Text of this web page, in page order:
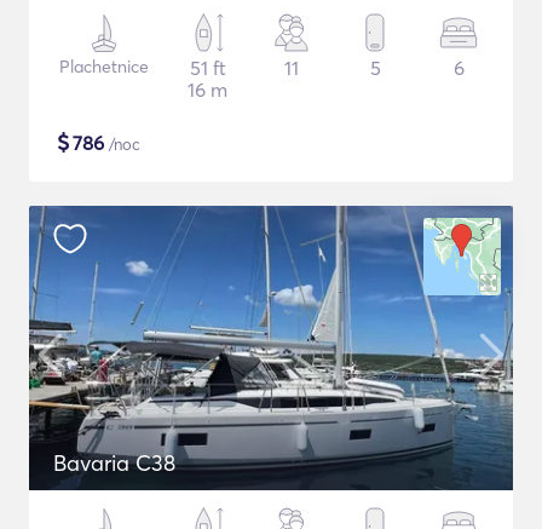
Plachetnice
51 ft
16 m
11 5 6
$786 /noc
Bavaria C38